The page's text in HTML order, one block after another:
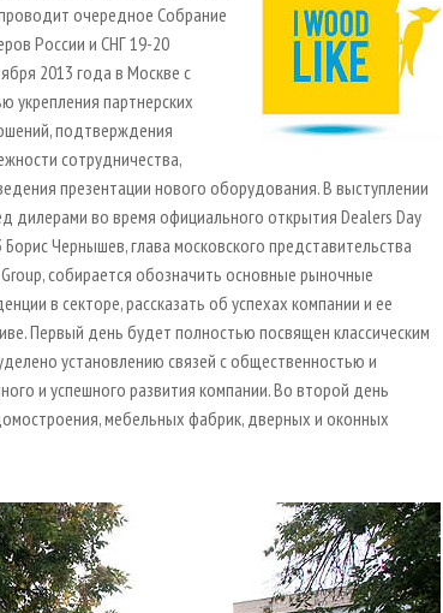
очередное Собрание
России и СНГ 19-20
2013 года в Москве с
укрепления партнерских
подтверждения
сотрудничества,
презентации нового оборудования. В выступлении
дилерами во время официального открытия Dealers Day
Борис Чернышев, глава московского представительства
Group, собирается обозначить основные рыночные
в секторе, рассказать об успехах компании и ее
Первый день будет полностью посвящен классическим
установлению связей с общественностью и
и успешного развития компании. Во второй день
мебельных фабрик, дверных и оконных